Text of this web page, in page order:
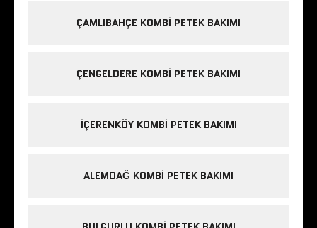
ÇAMLIBAHÇE KOMBI PETEK BAKIMI
ÇENGELDERE KOMBI PETEK BAKIMI
IÇERENKÖY KOMBI PETEK BAKIMI
ALEMDAĞ KOMBI PETEK BAKIMI